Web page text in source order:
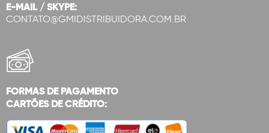
E-MAIL / SKYPE:
CONTATO@GMIDISTRIBUIDORA.COM.BR
FORMAS DE PAGAMENTO
CARTÕES DE CRÉDITO: